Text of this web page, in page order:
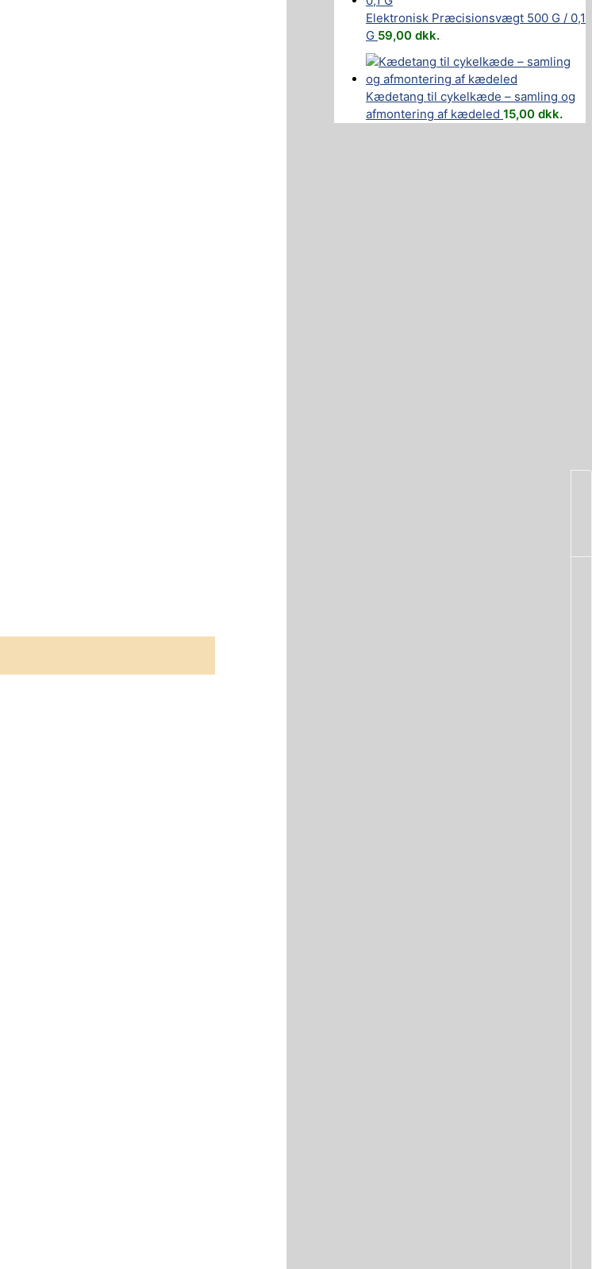
Elektronisk Præcisionsvægt 500 G / 0,1
G 59,00 dkk.
Kædetang til cykelkæde – samling og
afmontering af kædeled 15,00 dkk.